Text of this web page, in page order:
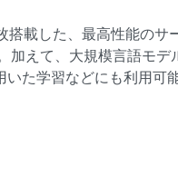
搭載した、最高性能のサ
加えて、大規模言語モ
た学習などにも利用可